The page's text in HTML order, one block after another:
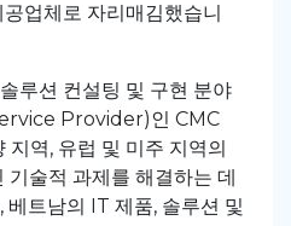
업체로 자리매김했습니
루션 컨설팅 및 구현 분야
Provider)인 CMC
역, 유럽 및 미주 지역의
기술적 과제를 해결하는 데
베트남의 IT 제품, 솔루션 및